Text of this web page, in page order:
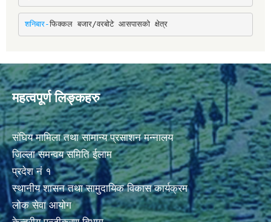
शनिबार-फिक्कल बजार/वरबोटे आसपासको क्षेत्र
महत्वपूर्ण लिङ्कहरु
संघिय मामिला तथा सामान्य प्रसाशन मन्नालय
जिल्ला समन्वय समिति ईलाम
प्रदेश नं १
स्थानीय शासन तथा सामुदायिक विकास कार्यक्रम
लोक सेवा आयोग